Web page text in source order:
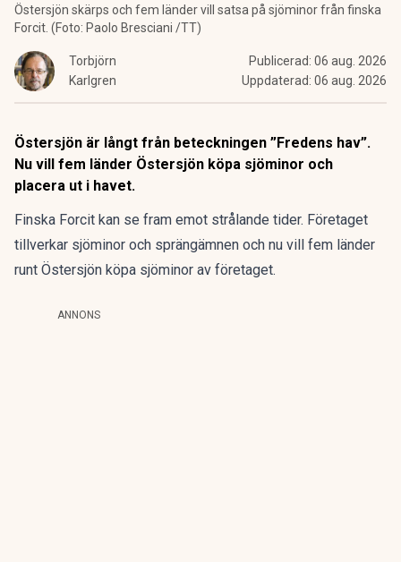
Östersjön skärps och fem länder vill satsa på sjöminor från finska
Forcit. (Foto: Paolo Bresciani /TT)
Torbjörn
Karlgren
Publicerad: 06 aug. 2026
Uppdaterad: 06 aug. 2026
Östersjön är långt från beteckningen ”Fredens hav”.
Nu vill fem länder Östersjön köpa sjöminor och
placera ut i havet.
Finska Forcit kan se fram emot strålande tider. Företaget
tillverkar sjöminor och sprängämnen och nu vill fem länder
runt Östersjön köpa sjöminor av företaget.
ANNONS